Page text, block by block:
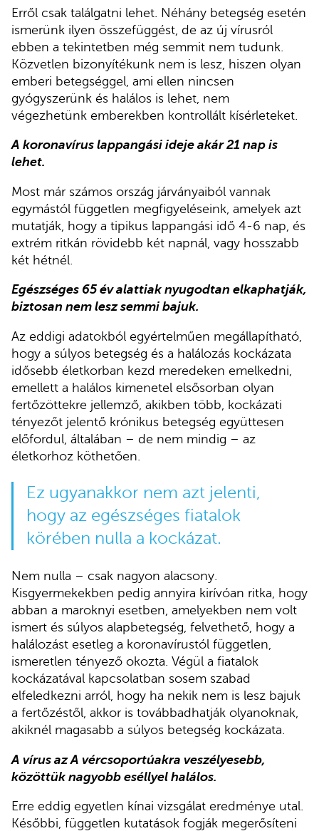
Erről csak találgatni lehet. Néhány betegség esetén
ismerünk ilyen összefüggést, de az új vírusról
ebben a tekintetben még semmit nem tudunk.
Közvetlen bizonyítékunk nem is lesz, hiszen olyan
emberi betegséggel, ami ellen nincsen
gyógyszerünk és halálos is lehet, nem
végezhetünk emberekben kontrollált kísérleteket.
A koronavírus lappangási ideje akár 21 nap is
lehet.
Most már számos ország járványaiból vannak
egymástól független megfigyeléseink, amelyek azt
mutatják, hogy a tipikus lappangási idő 4-6 nap, és
extrém ritkán rövidebb két napnál, vagy hosszabb
két hétnél.
Egészséges 65 év alattiak nyugodtan elkaphatják,
biztosan nem lesz semmi bajuk.
Az eddigi adatokból egyértelműen megállapítható,
hogy a súlyos betegség és a halálozás kockázata
idősebb életkorban kezd meredeken emelkedni,
emellett a halálos kimenetel elsősorban olyan
fertőzöttekre jellemző, akikben több, kockázati
tényezőt jelentő krónikus betegség együttesen
előfordul, általában – de nem mindig – az
életkorhoz köthetően.
Ez ugyanakkor nem azt jelenti,
hogy az egészséges fiatalok
körében nulla a kockázat.
Nem nulla – csak nagyon alacsony.
Kisgyermekekben pedig annyira kirívóan ritka, hogy
abban a maroknyi esetben, amelyekben nem volt
ismert és súlyos alapbetegség, felvethető, hogy a
halálozást esetleg a koronavírustól független,
ismeretlen tényező okozta. Végül a fiatalok
kockázatával kapcsolatban sosem szabad
elfeledkezni arról, hogy ha nekik nem is lesz bajuk
a fertőzéstől, akkor is továbbadhatják olyanoknak,
akiknél magasabb a súlyos betegség kockázata.
A vírus az A vércsoportúakra veszélyesebb,
közöttük nagyobb eséllyel halálos.
Erre eddig egyetlen kínai vizsgálat eredménye utal.
Későbbi, független kutatások fogják megerősíteni